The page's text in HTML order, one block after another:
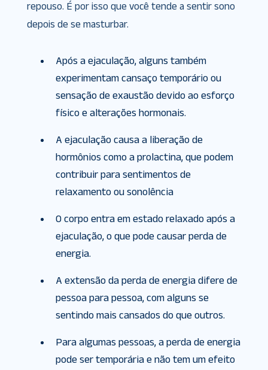
repouso. É por isso que você tende a sentir sono
depois de se masturbar.
Após a ejaculação, alguns também
experimentam cansaço temporário ou
sensação de exaustão devido ao esforço
físico e alterações hormonais.
A ejaculação causa a liberação de
hormônios como a prolactina, que podem
contribuir para sentimentos de
relaxamento ou sonolência
O corpo entra em estado relaxado após a
ejaculação, o que pode causar perda de
energia.
A extensão da perda de energia difere de
pessoa para pessoa, com alguns se
sentindo mais cansados do que outros.
Para algumas pessoas, a perda de energia
pode ser temporária e não tem um efeito